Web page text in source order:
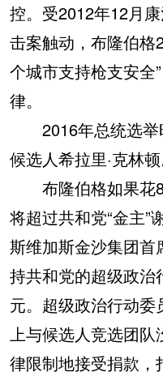
控。受2012年12月
击案触动，布隆伯格
个城市支持枪支安全
律。
2016年总统选举
候选人希拉里·克林顿
布隆伯格如果花
将超过共和党“金主”
斯维加斯金沙集团首
持共和党的超级政治
元。超级政治行动委
上与候选人竞选团
律限制地接受捐款，